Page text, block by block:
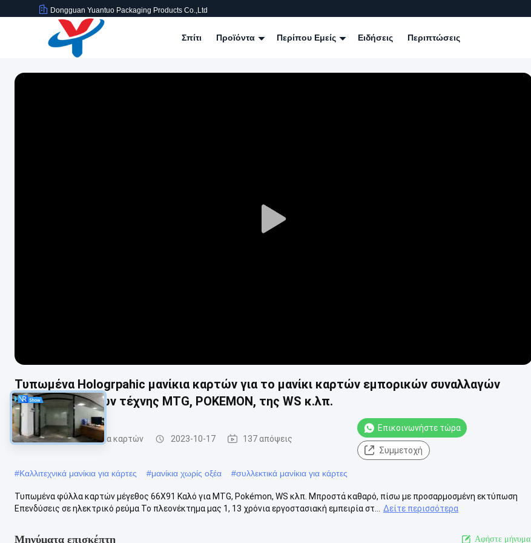
Dongguan Yuantuo Packaging Products Co.,Ltd
Σπίτι Προϊόντα Περίπου Εμείς Ειδήσεις Περιπτώσεις
Play
Τυπωμένα Hologrpahic μανίκια καρτών για το μανίκι καρτών εμπορικών συναλλαγών
τυπωμένων υλών τέχνης MTG, POKEMON, της WS κ.λπ.
Καλλιτεχνικά μανίκια καρτών 2023-10-17 137 απόψεις
Επικοινωνήστε τώρα
Συμμετοχή
#Καλλιτεχνικά μανίκια για κάρτες #μανίκια χωρίς οξέα #συλλεκτικά μανίκια για κάρτες
Τυπωμένα φύλλα καρτών μέγεθος 66X91 Καλό για MTG, Pokémon, WS κλπ. Μπροστά καθαρό, πίσω με προσαρμοσμένη εκτύπωση
Επενδύσεις σε ηλεκτρικό ρεύμα Το πλεονέκτημα μας 1, 13 χρόνια εργοστασιακή εμπειρία στ...
Δείτε περισσότερα
Μηνύματα επισκέπτη Αφήστε μήνυμα.